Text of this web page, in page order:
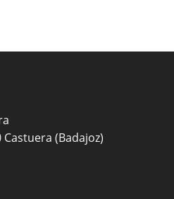
Castuera (Badajoz)